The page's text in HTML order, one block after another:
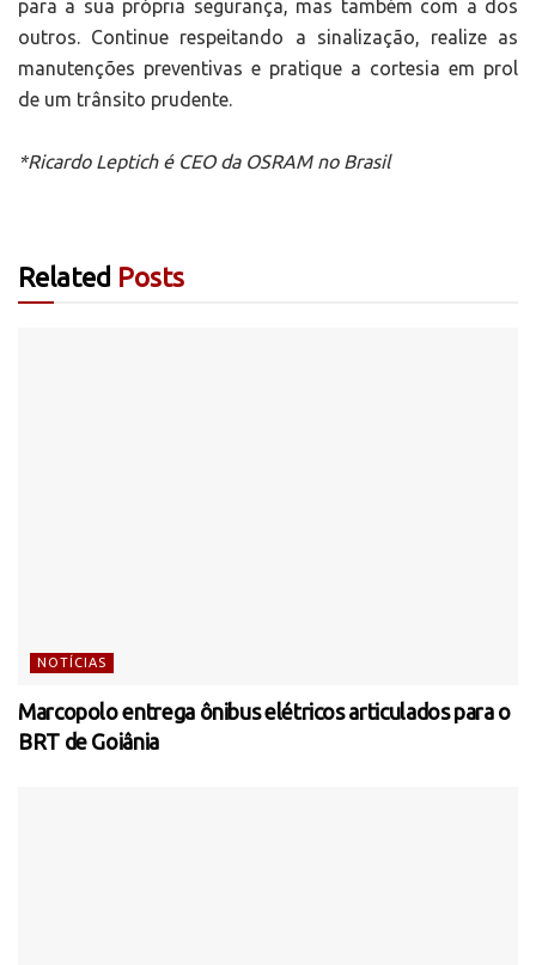
para a sua própria segurança, mas também com a dos
outros. Continue respeitando a sinalização, realize as
manutenções preventivas e pratique a cortesia em prol
de um trânsito prudente.
*Ricardo Leptich é CEO da OSRAM no Brasil
Related Posts
NOTÍCIAS
Marcopolo entrega ônibus elétricos articulados para o
BRT de Goiânia